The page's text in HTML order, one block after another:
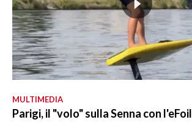
MULTIMEDIA
Parigi, il "volo" sulla Senna con l'eFoil